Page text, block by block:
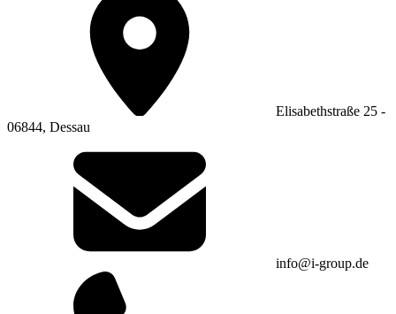
Elisabethstraße 25 -
06844, Dessau
info@i-group.de